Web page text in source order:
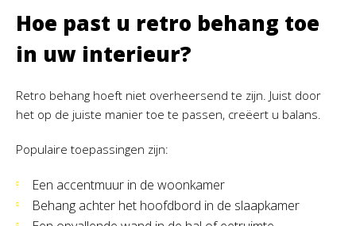
Hoe past u retro behang toe
in uw interieur?
Retro behang hoeft niet overheersend te zijn. Juist door
het op de juiste manier toe te passen, creëert u balans.
Populaire toepassingen zijn:
Een accentmuur in de woonkamer
Behang achter het hoofdbord in de slaapkamer